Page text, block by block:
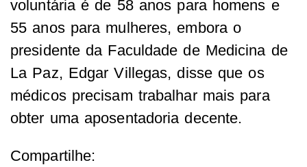
voluntária é de 58 anos para homens e
55 anos para mulheres, embora o
presidente da Faculdade de Medicina de
La Paz, Edgar Villegas, disse que os
médicos precisam trabalhar mais para
obter uma aposentadoria decente.
Compartilhe: